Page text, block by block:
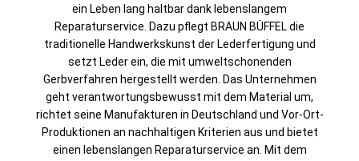
ein Leben lang haltbar dank lebenslangem
Reparaturservice. Dazu pflegt BRAUN BÜFFEL die
traditionelle Handwerkskunst der Lederfertigung und
setzt Leder ein, die mit umweltschonenden
Gerbverfahren hergestellt werden. Das Unternehmen
geht verantwortungsbewusst mit dem Material um,
richtet seine Manufakturen in Deutschland und Vor-Ort-
Produktionen an nachhaltigen Kriterien aus und bietet
einen lebenslangen Reparaturservice an. Mit dem